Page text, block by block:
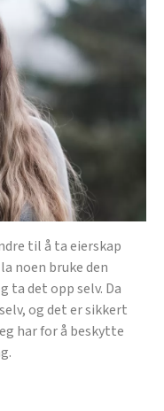
til å ta eierskap
noen bruke den
ta det opp selv. Da
og det er sikkert
har for å beskytte